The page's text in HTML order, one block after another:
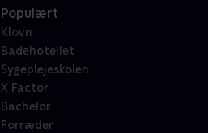
Populært
Klovn
Badehotellet
Sygeplejeskolen
X Factor
Bachelor
Forræder